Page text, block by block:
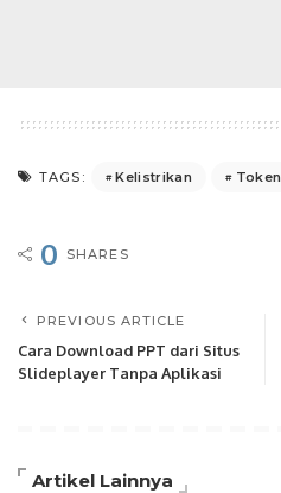
TAGS: Kelistrikan
0 SHARES
PREVIOUS ARTICLE
Cara Download PPT dari Situs
Slideplayer Tanpa Aplikasi
Artikel Lainnya